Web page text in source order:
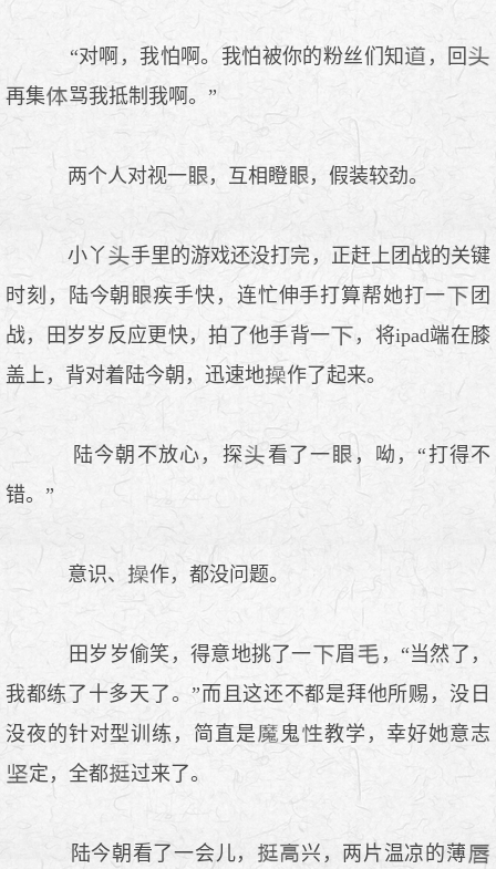
“对啊，我怕啊。我怕被你的粉丝们知
，回
再集
骂我抵制我啊。”
两个人对视一 ，互相瞪 ，假装较劲。
小丫
手里的游戏还没打完，正赶上团战的关键
时刻，陆今朝
疾手快，连忙伸手打算帮她打一
团
战，田岁岁反应更快，拍了他手背一
，将ipad端在膝
盖上，背对着陆今朝，迅速地
作了起来。
陆今朝不放心，探 看了一
，呦，“打得不
错。”
意识、 作，都没问题。
田岁岁偷笑，得意地挑了一 眉
，“当然了，
我都练了十多天了。”而且这还不都是拜他所赐，没日
没夜的针对型训练，简直是
鬼
教学，幸好她意志
定，全都
过来了。
陆今朝看了一会儿，
兴，两片温凉的薄